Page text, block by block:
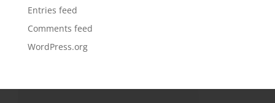
Entries feed
Comments feed
WordPress.org